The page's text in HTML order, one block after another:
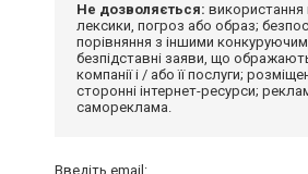
Не дозволяється: використання
лексики, погроз або образ;
порівняння з іншими
безпідставні заяви, що
компанії і / або її послуги;
сторонні інтернет-ресурси;
самореклама.
Введіть email: